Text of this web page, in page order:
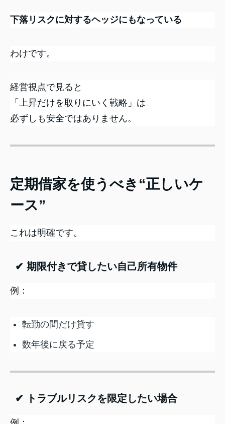
下落リスクに対するヘッジにもなっている
わけです。
経営視点で見ると
「上昇だけを取りにいく戦略」は
必ずしも安全ではありません。
定期借家を使うべき“正しいケ
ース”
これは明確です。
✔ 期限付きで貸したい自己所有物件
例：
転勤の間だけ貸す
数年後に戻る予定
✔ トラブルリスクを限定したい場合